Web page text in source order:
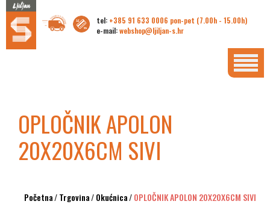
tel: +385 91 633 0006 pon-pet (7.00h - 15.00h)
e-mail:webshop@ljiljan-s.hr
OPLOČNIK APOLON
20X20X6CM SIVI
Početna/Trgovina/Okućnica/OPLOČNIK APOLON 20X20X6CM SIVI